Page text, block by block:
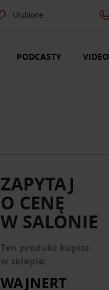
Ulubione
PODCASTY VIDEO
ZAPYTAJ
O CENĘ
W SALONIE
Ten produkt kupisz
w sklepie:
WAJNERT